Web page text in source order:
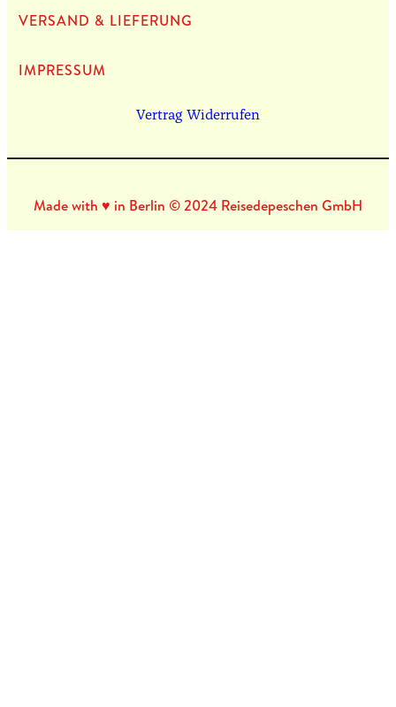
VERSAND & LIEFERUNG
IMPRES­SUM
Vertrag Widerrufen
Made with ♥ in Berlin © 2024 Reisedepeschen GmbH